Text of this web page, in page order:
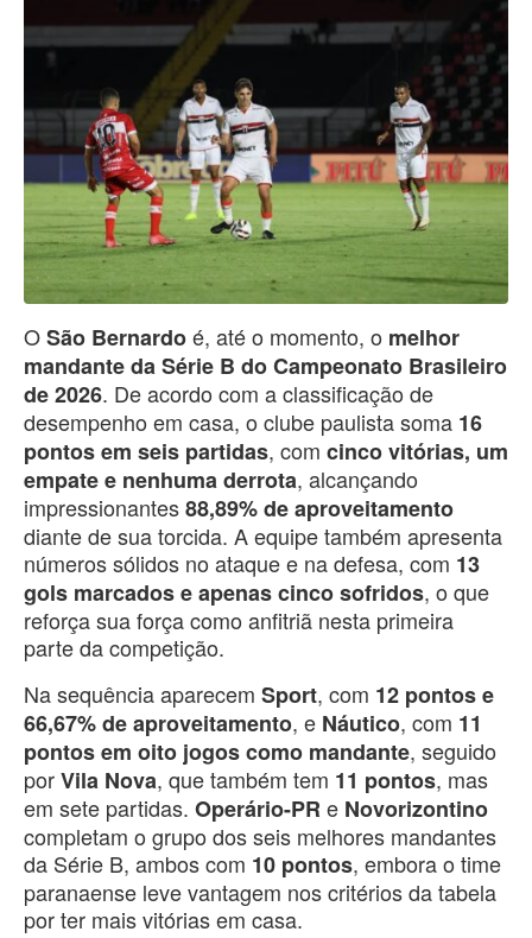
OSão Bernardoé, até o momento, o melhor
mandante da Série B do Campeonato Brasileiro
de 2026. De acordo com a classificação de
desempenho em casa, o clube paulista soma 16
pontos em seis partidas, com cinco vitórias, um
empate e nenhuma derrota, alcançando
impressionantes88,89% de aproveitamento
diante de sua torcida. A equipe também apresenta
números sólidos no ataque e na defesa, com 13
gols marcados e apenas cinco sofridos, o que
reforça sua força como anfitriã nesta primeira
parte da competição.
Na sequência aparecem Sport, com 12 pontos e
66,67% de aproveitamento, e Náutico, com 11
pontos em oito jogos como mandante, seguido
porVila Nova, que também tem 11 pontos, mas
em sete partidas. Operário-PR e Novorizontino
completam o grupo dos seis melhores mandantes
da Série B, ambos com 10 pontos, embora o time
paranaense leve vantagem nos critérios da tabela
por ter mais vitórias em casa.